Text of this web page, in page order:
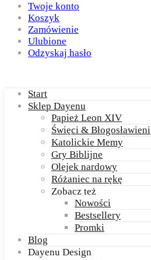
Twoje konto
Koszyk
Zamówienie
Ulubione
Odzyskaj hasło
Start
Sklep Dayenu
Papież Leon XIV
Święci & Błogosławieni
Katolickie Memy
Gry Biblijne
Olejek nardowy
Różaniec na rękę
Zobacz też
Nowości
Bestsellery
Promki
Blog
Dayenu Design